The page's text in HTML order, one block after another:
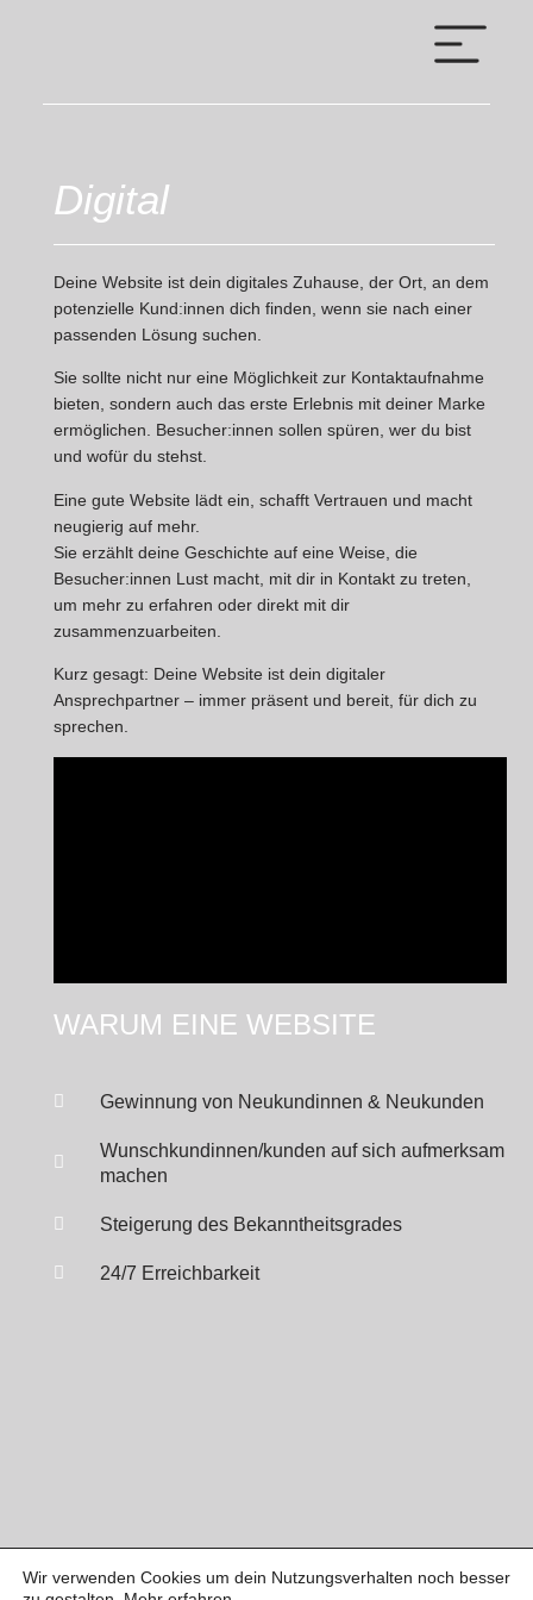
Digital
Deine Website ist dein digitales Zuhause, der Ort, an dem
potenzielle Kund:innen dich finden, wenn sie nach einer
passenden Lösung suchen.
Sie sollte nicht nur eine Möglichkeit zur Kontaktaufnahme
bieten, sondern auch das erste Erlebnis mit deiner Marke
ermöglichen. Besucher:innen sollen spüren, wer du bist
und wofür du stehst.
Eine gute Website lädt ein, schafft Vertrauen und macht
neugierig auf mehr.
Sie erzählt deine Geschichte auf eine Weise, die
Besucher:innen Lust macht, mit dir in Kontakt zu treten,
um mehr zu erfahren oder direkt mit dir
zusammenzuarbeiten.
Kurz gesagt: Deine Website ist dein digitaler
Ansprechpartner – immer präsent und bereit, für dich zu
sprechen.
WARUM EINE WEBSITE
Gewinnung von Neukundinnen & Neukunden
Wunschkundinnen/kunden auf sich aufmerksam
machen
Steigerung des Bekanntheitsgrades
24/7 Erreichbarkeit
Wir verwenden Cookies um dein Nutzungsverhalten noch besser